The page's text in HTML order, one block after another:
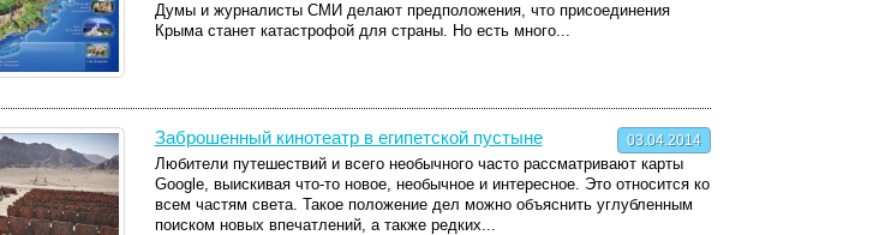
Думы и журналисты СМИ делают предположения, что присоединения
Крыма станет катастрофой для страны. Но есть много...
03.04.2014
Заброшенный кинотеатр в египетской пустыне
Любители путешествий и всего необычного часто рассматривают карты
Google, выискивая что-то новое, необычное и интересное. Это относится ко
всем частям света. Такое положение дел можно объяснить углубленным
поиском новых впечатлений, а также редких...